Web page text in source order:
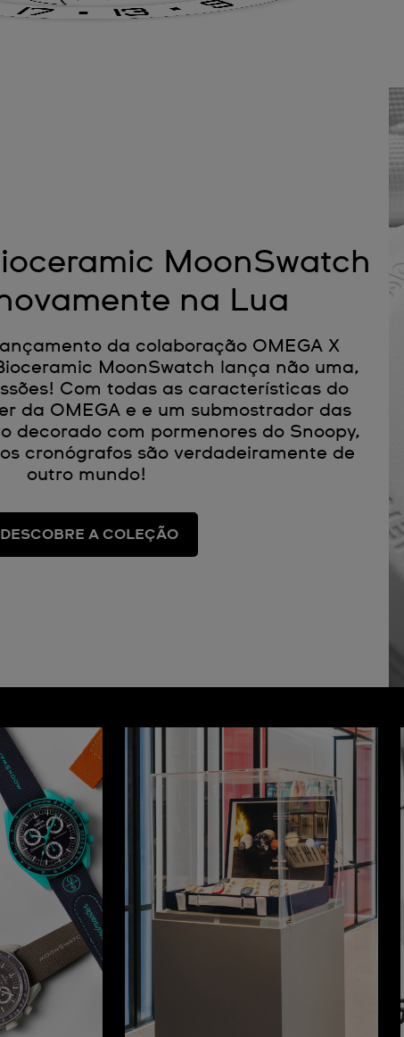
MoonSwatch
na Lua
da colaboração OMEGA X
MoonSwatch lança não uma,
Com todas as características do
da OMEGA e e um submostrador das
decorado com pormenores do Snoopy,
cronógrafos são verdadeiramente de
outro mundo!
DESCOBRE A COLEÇÃO